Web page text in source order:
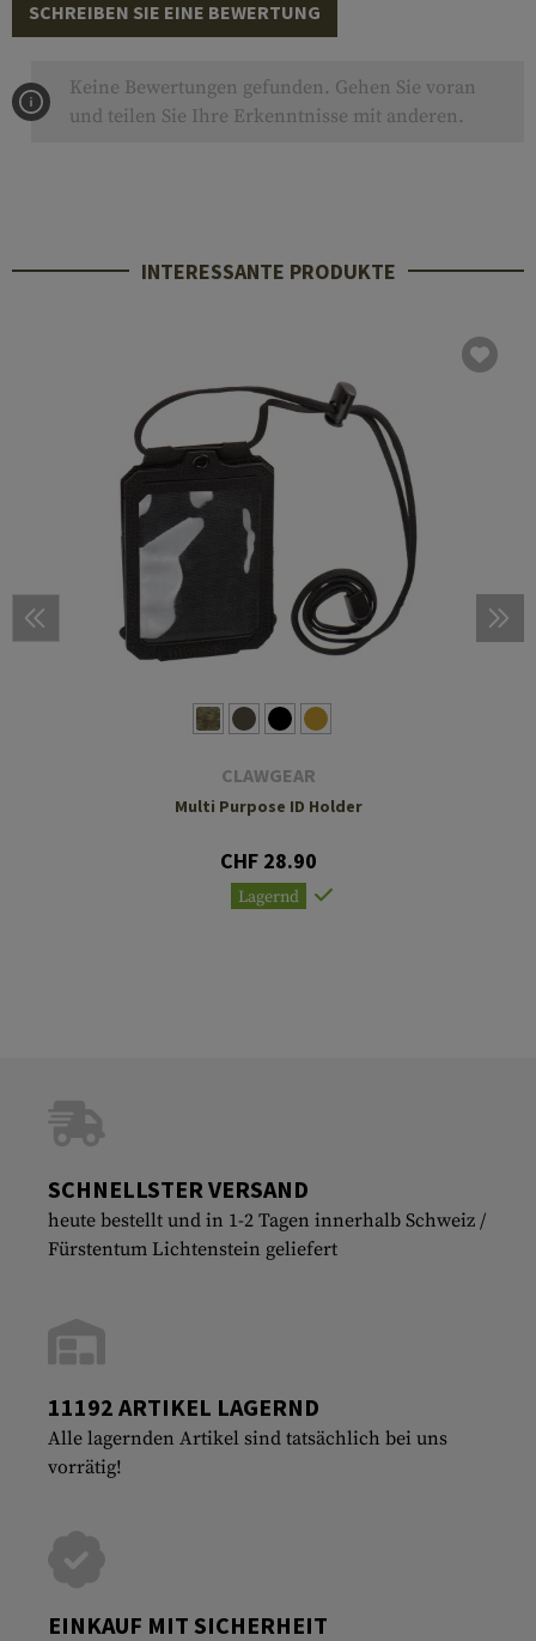
SCHREIBEN SIE EINE BEWERTUNG
Keine Bewertungen gefunden. Gehen Sie voran
und teilen Sie Ihre Erkenntnisse mit anderen.
INTERESSANTE PRODUKTE
CLAWGEAR
Multi Purpose ID Holder
CHF 28.90
Lagernd
SCHNELLSTER VERSAND
heute bestellt und in 1-2 Tagen innerhalb Schweiz /
Fürstentum Lichtenstein geliefert
11192 ARTIKEL LAGERND
Alle lagernden Artikel sind tatsächlich bei uns
vorrätig!
EINKAUF MIT SICHERHEIT